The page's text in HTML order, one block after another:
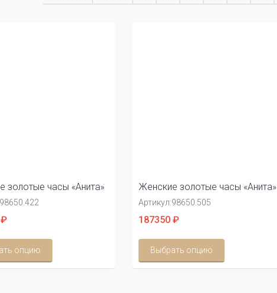
золотые часы «Анита»
98650.422
опцию
Женские золотые часы «Анита»
Артикул:98650.505
187350 ₽
Выбрать опцию